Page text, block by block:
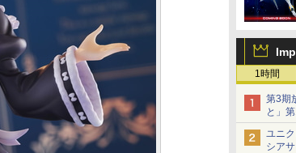
1時間
第3期
と」
で順
ユニ
シア